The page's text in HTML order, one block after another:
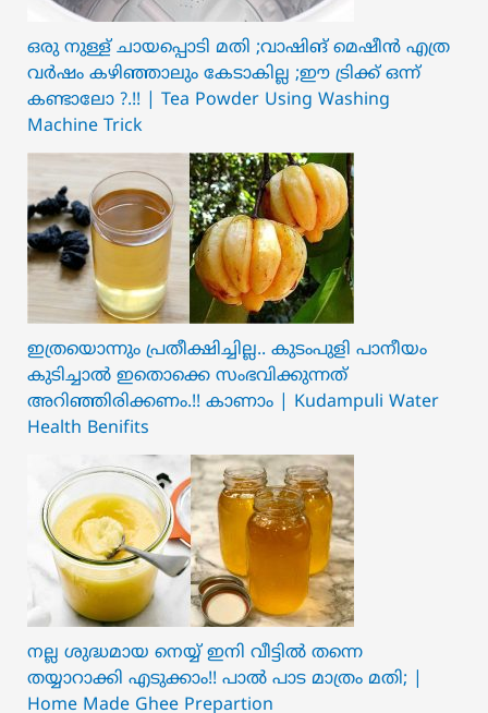
ഒരു നുള്ള് ചായപ്പൊടി മതി ;വാഷിങ് മെഷീൻ എത്ര
വർഷം കഴിഞ്ഞാലും കേടാകില്ല ;ഈ ട്രിക്ക് ഒന്ന്
കണ്ടാലോ ?.!! | Tea Powder Using Washing
Machine Trick
ഇത്രയൊന്നും പ്രതീക്ഷിച്ചില്ല.. ക‍ു‌ടംപുളി പാനീയം
കുടിച്ചാൽ ഇതൊക്കെ സംഭവിക്കുന്നത്
അറിഞ്ഞിരിക്കണം.!! കാണാം | Kudampuli Water
Health Benifits
നല്ല ശുദ്ധമായ നെയ്യ് ഇനി വീട്ടിൽ തന്നെ
തയ്യാറാക്കി എടുക്കാം!! പാൽ പാട മാത്രം മതി; |
Home Made Ghee Prepartion